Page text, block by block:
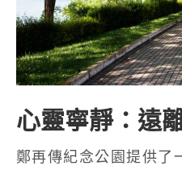
心靈寧靜：遠
鄭再傳紀念公園提供了